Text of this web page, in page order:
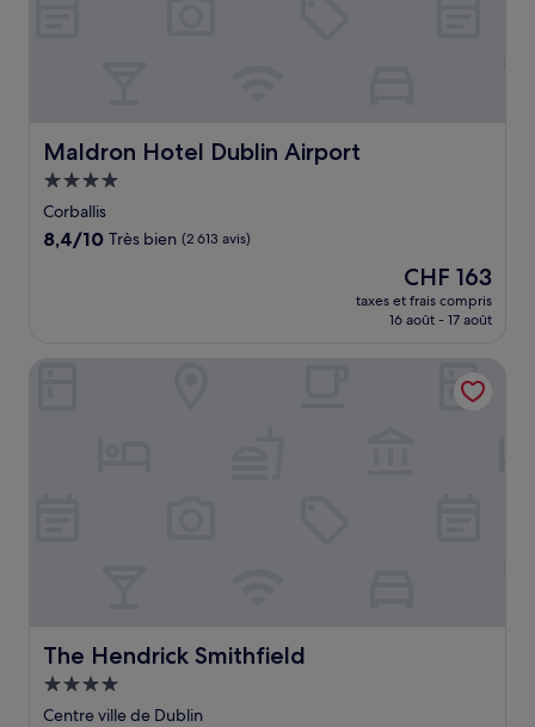
Maldron Hotel Dublin Airport
Maldron Hotel Dublin Airport
Hébergement
4.0 étoiles
Corballis
8.4
8,4/10 Très bien (2 613 avis)
Le
nouveau
prix
CHF 163
CHF 163
taxes et frais compris
16 août - 17 août
The Hendrick Smithfield
The Hendrick Smithfield
Hébergement
4.0 étoiles
Centre ville de Dublin